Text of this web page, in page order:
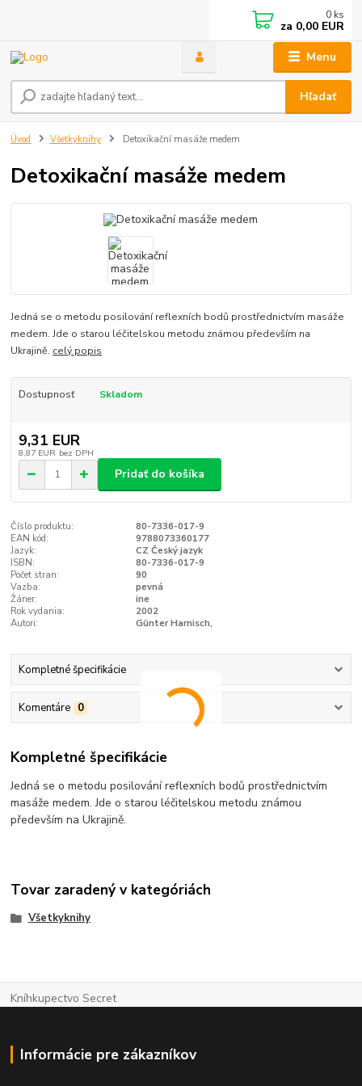
Menu
Hľadať
0 ks
za 0,00 EUR
Úvod Všetkyknihy Detoxikační masáže medem
Detoxikační masáže medem
Jedná se o metodu posilování reflexních bodů prostřednictvím masáže
medem. Jde o starou léčitelskou metodu známou především na
Ukrajině. celý popis
Dostupnosť Skladom
9,31 EUR
8,87 EUR bez DPH
Pridať do košíka
Číslo produktu:
80-7336-017-9
EAN kód:
9788073360177
Jazyk:
CZ Český jazyk
ISBN:
80-7336-017-9
Počet stran:
90
Vazba:
pevná
Žáner:
ine
Rok vydania:
2002
Autori:
Günter Harnisch,
Kompletné špecifikácie
Komentáre 0
Kompletné špecifikácie
Jedná se o metodu posilování reflexních bodů prostřednictvím
masáže medem. Jde o starou léčitelskou metodu známou
především na Ukrajině.
Tovar zaradený v kategóriách
Všetkyknihy
Kníhkupectvo Secret
Informácie pre zákazníkov